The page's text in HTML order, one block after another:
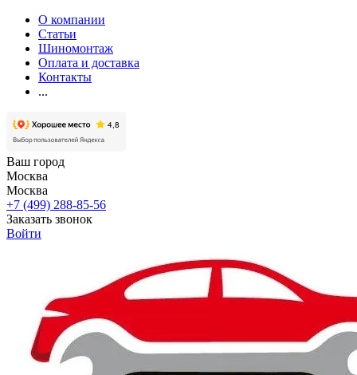
О компании
Статьи
Шиномонтаж
Оплата и доставка
Контакты
...
Ваш город
Москва
Москва
+7 (499) 288-85-56
Заказать звонок
Войти